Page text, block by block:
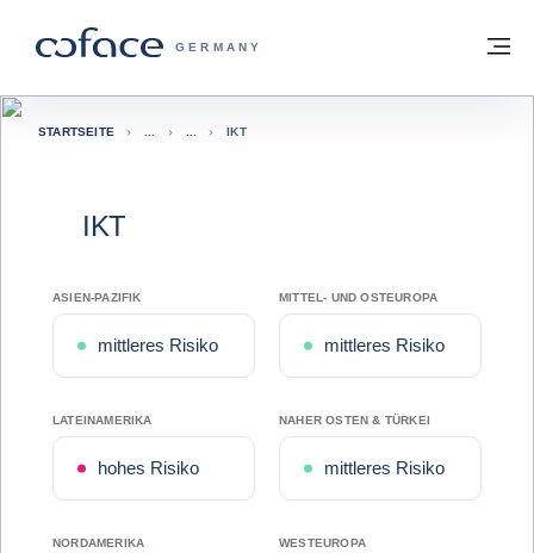
COFACE FOR TRADE - WEBSEITE DER
GERMANY
Zurück zur Startseite
STARTSEITE IKT
IKT
ASIEN-PAZIFIK
mittleres Risiko
MITTEL- UND OSTEUROPA
mittleres Risiko
LATEINAMERIKA
hohes Risiko
NAHER OSTEN & TÜRKEI
mittleres Risiko
NORDAMERIKA WESTEUROPA